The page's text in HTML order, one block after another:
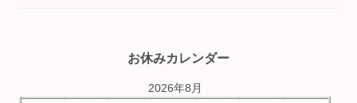
お休みカレンダー
2026年8月